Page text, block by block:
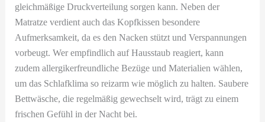
gleichmäßige Druckverteilung sorgen kann. Neben der
Matratze verdient auch das Kopfkissen besondere
Aufmerksamkeit, da es den Nacken stützt und Verspannungen
vorbeugt. Wer empfindlich auf Hausstaub reagiert, kann
zudem allergikerfreundliche Bezüge und Materialien wählen,
um das Schlafklima so reizarm wie möglich zu halten. Saubere
Bettwäsche, die regelmäßig gewechselt wird, trägt zu einem
frischen Gefühl in der Nacht bei.